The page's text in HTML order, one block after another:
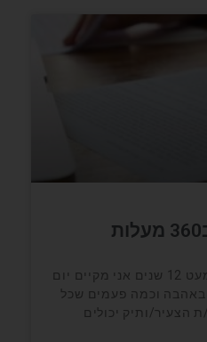
כידוע מידי חמישי מזה כמעט 12 שנים אני מקיים יום
באהבה וכמה פעמים שכל
הצעיר/ותיק יכולים